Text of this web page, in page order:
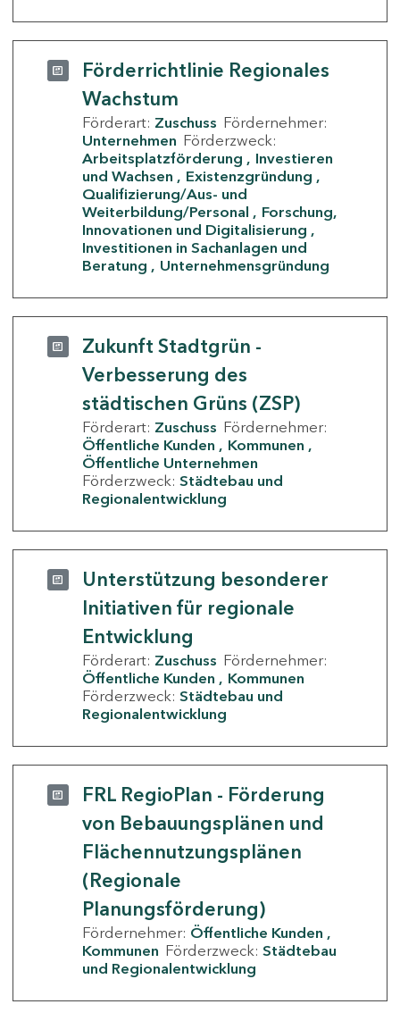
Förderrichtlinie Regionales
Wachstum
Förderart: Zuschuss Fördernehmer:
Unternehmen Förderzweck:
Arbeitsplatzförderung
Investieren
und Wachsen
Existenzgründung
Qualifizierung/Aus- und
Weiterbildung/Personal
Forschung,
Innovationen und Digitalisierung
Investitionen in Sachanlagen und
Beratung
Unternehmensgründung
Zukunft Stadtgrün -
Verbesserung des
städtischen Grüns (ZSP)
Förderart: Zuschuss Fördernehmer:
Öffentliche Kunden
Kommunen
Öffentliche Unternehmen
Förderzweck: Städtebau und
Regionalentwicklung
Unterstützung besonderer
Initiativen für regionale
Entwicklung
Förderart: Zuschuss Fördernehmer:
Öffentliche Kunden
Kommunen
Förderzweck: Städtebau und
Regionalentwicklung
FRL RegioPlan - Förderung
von Bebauungsplänen und
Flächennutzungsplänen
(Regionale
Planungsförderung)
Fördernehmer: Öffentliche Kunden
Kommunen Förderzweck: Städtebau
und Regionalentwicklung